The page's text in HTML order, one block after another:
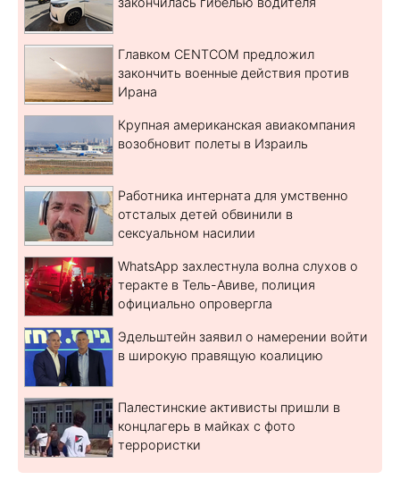
Главком CENTCOM предложил
закончить военные действия против
Ирана
Крупная американская авиакомпания
возобновит полеты в Израиль
Работника интерната для умственно
отсталых детей обвинили в
сексуальном насилии
WhatsApp захлестнула волна слухов о
теракте в Тель-Авиве, полиция
официально опровергла
Эдельштейн заявил о намерении войти
в широкую правящую коалицию
Палестинские активисты пришли в
концлагерь в майках с фото
террористки